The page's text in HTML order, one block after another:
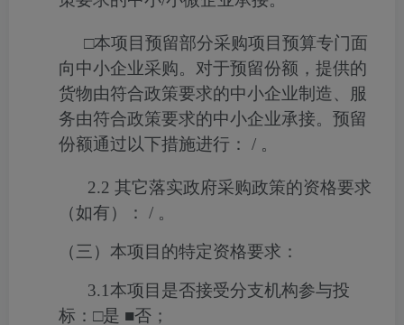
□本项目预留部分采购项目预算专门面
向中小企业采购。对于预留份额，提供的
货物由符合政策要求的中小企业制造、服
务由符合政策要求的中小企业承接。预留
份额通过以下措施进行：
/ 。
2.2 其它落实政府采购政策的资格要求
（如有）：
/ 。
（三）本项目的特定资格要求：
3.1本项目是否接受分支机构参与投
标： □是 ■否；